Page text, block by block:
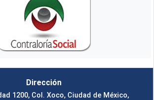
Dirección
1200, Col. Xoco, Ciudad de México,